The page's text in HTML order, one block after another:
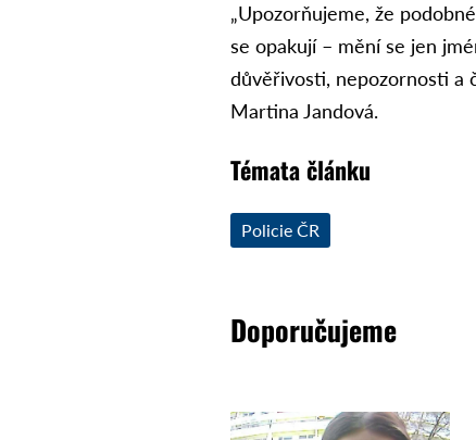
„Upozorňujeme, že
se opakují – mění se jen
důvěřivosti, nepozornosti a
Martina Jandová.
Témata článku
Policie ČR
Doporučujeme